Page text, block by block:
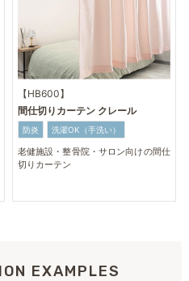
【HB600】
間仕切りカーテン クレール
防炎 洗濯OK（手洗い）
老健施設・整骨院・サロン向けの間仕
切りカーテン
EXAMPLES